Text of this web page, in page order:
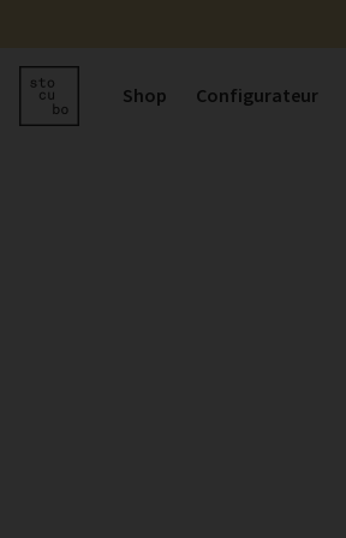
Shop Configurateur